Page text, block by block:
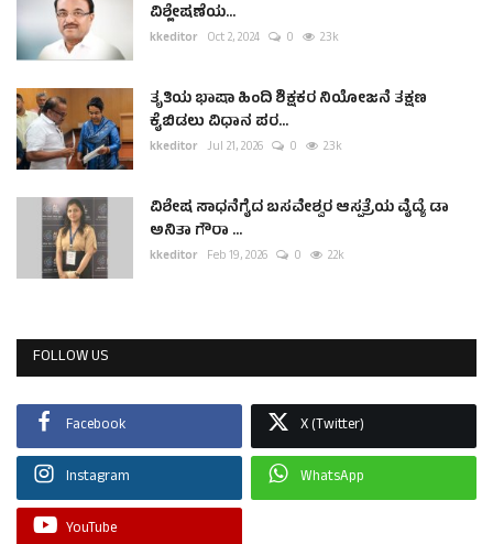
ವಿಶ್ಲೇಷಣೆಯ...
kkeditor Oct 2, 2024 0 2.3k
ತೃತಿಯ ಭಾಷಾ ಹಿಂದಿ ಶಿಕ್ಷಕರ ನಿಯೋಜನೆ ತಕ್ಷಣ
ಕೈಬಿಡಲು ವಿಧಾನ ಪರ...
kkeditor Jul 21, 2026 0 2.3k
ವಿಶೇಷ ಸಾಧನೆಗೈದ ಬಸವೇಶ್ವರ ಆಸ್ಪತ್ರೆಯ ವೈದ್ಯೆ ಡಾ
ಅನಿತಾ ಗೌರಾ ...
kkeditor Feb 19, 2026 0 2.2k
FOLLOW US
Facebook X (Twitter)
Instagram WhatsApp
YouTube